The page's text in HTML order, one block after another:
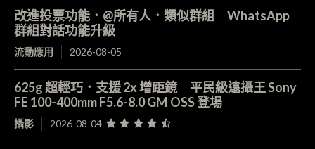
改進投票功能．@所有人．類似群組 WhatsApp
群組對話功能升級
流動應用 2026-08-05
625g 超輕巧．支援 2x 增距鏡 平民級遠攝王 Sony
FE 100-400mm F5.6-8.0 GM OSS 登場
攝影 2026-08-04